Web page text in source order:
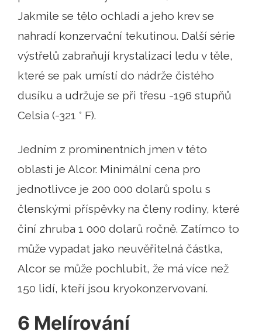
Jakmile se tělo ochladí a jeho krev se
nahradí konzervační tekutinou. Další série
výstřelů zabraňují krystalizaci ledu v těle,
které se pak umístí do nádrže čistého
dusíku a udržuje se při třesu -196 stupňů
Celsia (-321 ° F).
Jedním z prominentních jmen v této
oblasti je Alcor. Minimální cena pro
jednotlivce je 200 000 dolarů spolu s
členskými příspěvky na členy rodiny, které
činí zhruba 1 000 dolarů ročně. Zatímco to
může vypadat jako neuvěřitelná částka,
Alcor se může pochlubit, že má více než
150 lidí, kteří jsou kryokonzervovaní.
6 Melírování